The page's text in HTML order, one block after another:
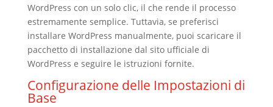
WordPress con un solo clic, il che rende il processo
estremamente semplice. Tuttavia, se preferisci
installare WordPress manualmente, puoi scaricare il
pacchetto di installazione dal sito ufficiale di
WordPress e seguire le istruzioni fornite.
Configurazione delle Impostazioni di
Base